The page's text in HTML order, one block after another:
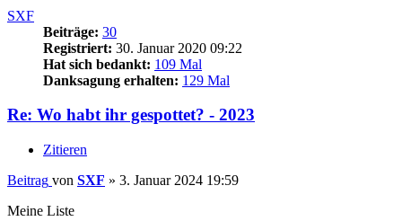
SXF
Beiträge: 30
Registriert: 30. Januar 2020 09:22
Hat sich bedankt: 109 Mal
Danksagung erhalten: 129 Mal
Re: Wo habt ihr gespottet? - 2023
Zitieren
Beitrag von SXF » 3. Januar 2024 19:59
Meine Liste